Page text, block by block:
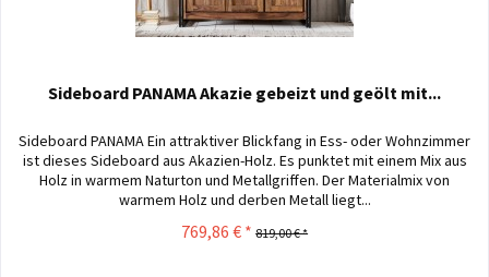
Sideboard PANAMA Akazie gebeizt und geölt mit...
Sideboard PANAMA Ein attraktiver Blickfang in Ess- oder Wohnzimmer
ist dieses Sideboard aus Akazien-Holz. Es punktet mit einem Mix aus
Holz in warmem Naturton und Metallgriffen. Der Materialmix von
warmem Holz und derben Metall liegt...
769,86 € * 819,00 € *